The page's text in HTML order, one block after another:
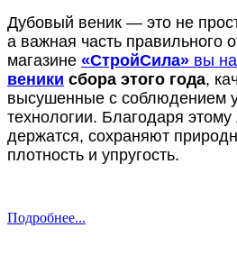
Дубовый веник — это не
а важная часть правильного
магазине «СтройСила» вы
веники сбора этого года,
высушенные с соблюдением
технологии. Благодаря
держатся, сохраняют
плотность и упругость.
Подробнее...